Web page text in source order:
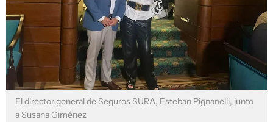
El director general de Seguros SURA, Esteban Pignanelli, junto
a Susana Giménez